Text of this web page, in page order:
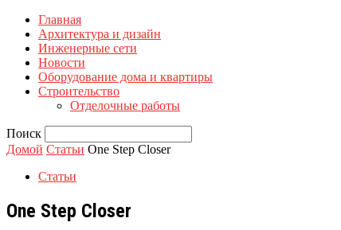
Главная
Архитектура и дизайн
Инженерные сети
Новости
Оборудование дома и квартиры
Строительство
Отделочные работы
Поиск
Домой Статьи One Step Closer
Статьи
One Step Closer